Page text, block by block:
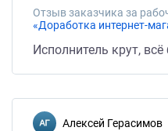
Отзыв заказчика за
«Доработка интернет-
Исполнитель крут,
Алексей Герасимов